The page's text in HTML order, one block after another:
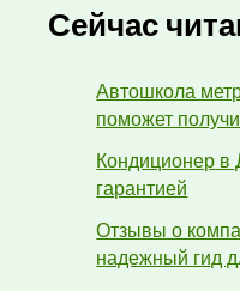
Сейчас
Автошкола
поможет
Кондиционер в
гарантией
Отзывы о
надежный гид